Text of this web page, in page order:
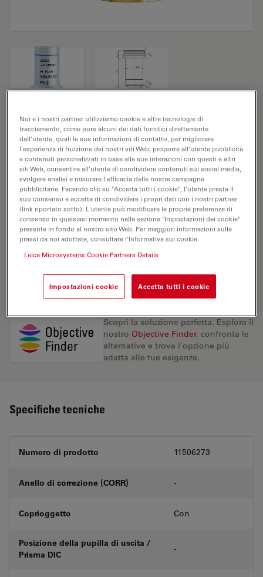
Obiettivo del microscopio HI PLAN I
40x/0,50 PH2
N. prodotto 11506273
L'obiettivo HI PLAN I 40x/0,50 PH2 ha un
ingrandimento di 40X e un'apertura numerica di 0,5
mm. Adatto per l'analisi dei campioni a secco, è
provvisto di filettatura M25, con una distanza di lavoro
libera di 2 mm e un FN pari a 20.
RICHIESTA DI PREVENTIVO
Scopri la soluzione perfetta. Esplora il
nostro Objective Finder, confronta le
alternative e trova l’opzione più
adatta alle tue esigenze.
Specifiche tecniche
Numero di prodotto 11506273
Anello di correzione (CORR) -
Coprioggetto Con
Posizione della pupilla di uscita /
Prisma DIC
-
Noi e i nostri partner utilizziamo cookie e altre tecnologie di
tracciamento, come pure alcuni dei dati fornitici direttamente
dall'utente, quali le sue informazioni di contatto, per migliorare
l'esperienza di fruizione dei nostri siti Web, proporre all'utente pubblicità
e contenuti personalizzati in base alle sue interazioni con questi e altri
siti Web, consentire all'utente di condividere contenuti sui social media,
svolgere analisi e misurare l'efficacia delle nostre campagne
pubblicitarie. Facendo clic su "Accetta tutti i cookie", l'utente presta il
suo consenso e accetta di condividere i propri dati con i nostri partner
(link riportato sotto). L'utente può modificare le proprie preferenze di
consenso in qualsiasi momento nella sezione "Impostazioni dei cookie"
presente in fondo al nostro sito Web. Per maggiori informazioni sulle
prassi da noi adottate, consultare l'Informativa sui cookie
Leica Microsystems Cookie Partners Details
Impostazioni cookie Accetta tutti i cookie